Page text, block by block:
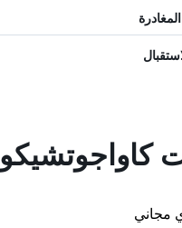
كاواجوتشيكو
مجاني